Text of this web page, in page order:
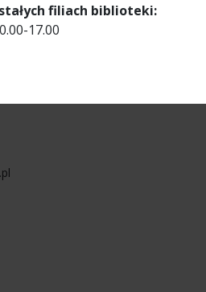
filiach biblioteki:
17.00
Publiczna
Świdnicy